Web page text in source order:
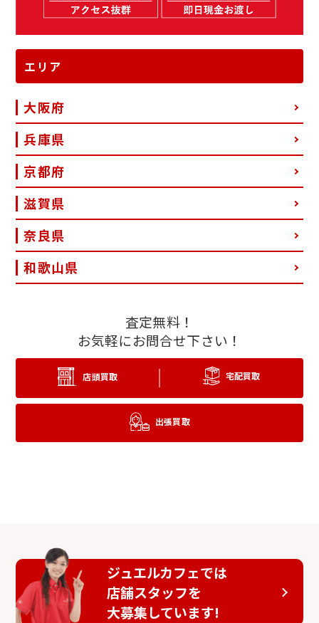
エリア
大阪府
兵庫県
京都府
滋賀県
奈良県
和歌山県
査定無料！
お気軽にお問合せ下さい！
店頭買取 宅配買取
出張買取
ジュエルカフェでは
店舗スタッフを
大募集しています!